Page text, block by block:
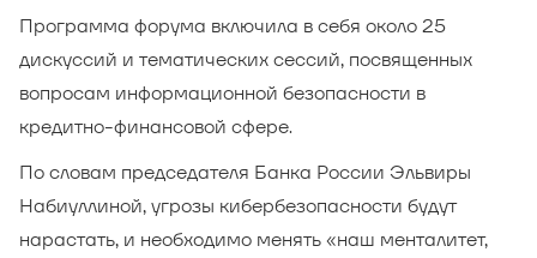
Программа форума включила в себя около 25
дискуссий и тематических сессий, посвященных
вопросам информационной безопасности в
кредитно-финансовой сфере.
По словам председателя Банка России Эльвиры
Набиуллиной, угрозы кибербезопасности будут
нарастать, и необходимо менять «наш менталитет,